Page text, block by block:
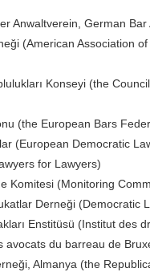
Anwaltverein, German Bar
(American Association
Konseyi (the
(the European Bars
(European Democratic
for Lawyers)
Komitesi (Monitoring
Derneği (Democratic
Enstitüsü (Institut des
avocats du barreau de
Almanya (the